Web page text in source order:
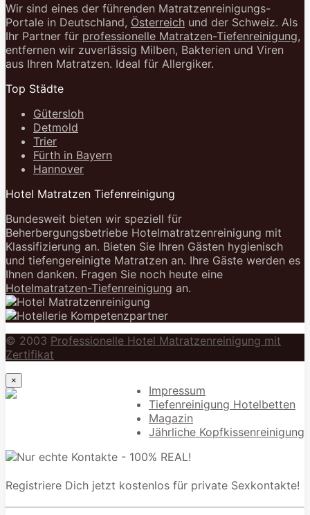
Wir sind eines der führenden Matratzenreinigungs-
Portale in Deutschland, Österreich und der Schweiz. Als
Ihr Partner für professionelle Matratzen-Tiefenreinigung,
entfernen wir zuverlässig Milben, Bakterien und Viren
aus Ihren Matratzen. Ideal für Allergiker.
Top Städte
Gütersloh
Detmold
Trier
Fürth in Bayern
Hannover
Hotel Matratzen Tiefenreinigung
Bundesweit bieten wir speziell für
Beherbergungsbetriebe Hotelmatratzenreinigung mit
Klassifizierung an. Bieten Sie Ihren Gästen hygienisch
und tiefengereinigte Matratzen an. Ihre Gäste werden es
Ihnen danken. Fragen Sie noch heute eine
Hotelmatratzen-Tiefenreinigung an.
© 2003 Professionelle Hotel Matratzenreinigung mit
Zertifikat
Impressum
Tiefenreinigung Hotelbetten
Magazin
Jährliche Kopfkissenreinigung
×
Registriere Dich jetzt kostenlos für private Sexkontakte!